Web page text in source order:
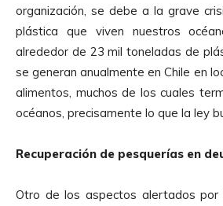
organización, se debe a la grave
plástica que viven nuestros
alrededor de 23 mil toneladas de
se generan anualmente en Chile en
alimentos, muchos de los cuales
océanos, precisamente lo que la ley
Recuperación de pesquerías en
Otro de los aspectos alertados por